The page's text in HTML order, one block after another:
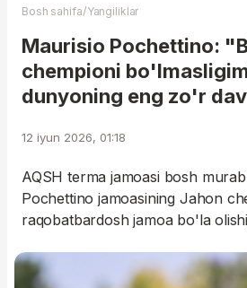
Bosh sahifa/Yangiliklar
Maurisio Pochettino:
chempioni
dunyoning eng zo'r
12 iyun 2026, 01:18
AQSH terma jamoasi bosh
Pochettino jamoasining Jahon
raqobatbardosh jamoa bo'la